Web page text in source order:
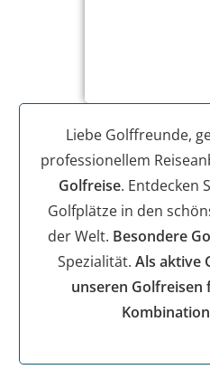
Liebe Golffreunde,
professionellem
Golfreise. Entdecken
Golfplätze in den
der Welt. Besondere
Spezialität. Als aktive
unseren Golfreisen